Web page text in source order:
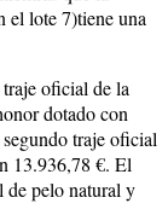
el lote 7)tiene una
oficial de la
dotado con
traje oficial
13.936,78 €. El
de pelo natural y